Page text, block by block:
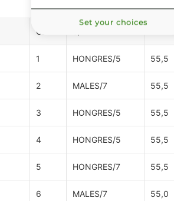
CDE
1 HONGRES/5 55,5
2 MALES/7 55,5
3 HONGRES/5 55,5
4 HONGRES/5 55,5
5 HONGRES/7 55,5
6 MALES/7 55,0
Set your choices